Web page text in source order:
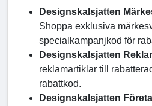
Designskalsjatten
Shoppa exklusiva
specialkampanjkod för
Designskalsjatten
reklamartiklar till
rabattkod.
Designskalsjatten